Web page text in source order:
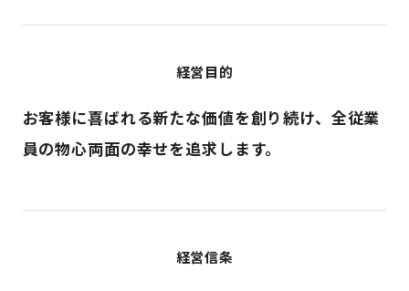
経営目的
お客様に喜ばれる新たな価値を創り続け、 全従業
員の物心両面の幸せを追求します。
経営信条